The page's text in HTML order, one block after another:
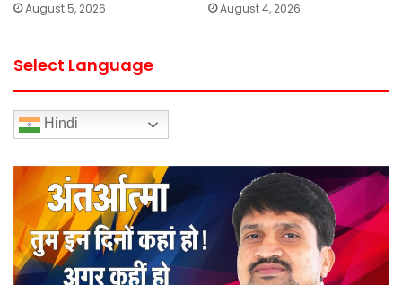
August 5, 2026 August 4, 2026
Select Language
Hindi